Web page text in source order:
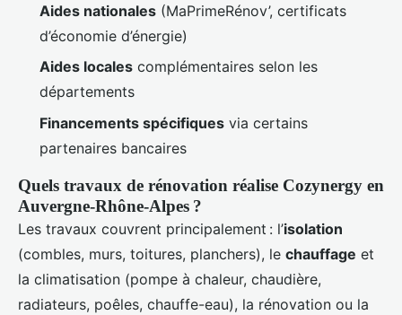
Aides nationales (MaPrimeRénov’, certificats
d’économie d’énergie)
Aides locales complémentaires selon les
départements
Financements spécifiques via certains
partenaires bancaires
Quels travaux de rénovation réalise Cozynergy en
Auvergne-Rhône-Alpes ?
Les travaux couvrent principalement : l’isolation
(combles, murs, toitures, planchers), le chauffage et
la climatisation (pompe à chaleur, chaudière,
radiateurs, poêles, chauffe-eau), la rénovation ou la